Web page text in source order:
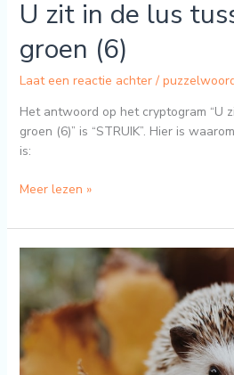
U zit in de lus
groen (6)
Laat een reactie achter /
Het antwoord op het cryptogram “U
groen (6)” is “STRUIK”. Hier is
is:
Meer lezen »
vijfde
haarmiddel
gaf
het
dier